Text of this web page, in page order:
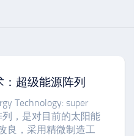
超级能源阵列
Technology: super
列，是对目前的太阳能
良，采用精微制造工